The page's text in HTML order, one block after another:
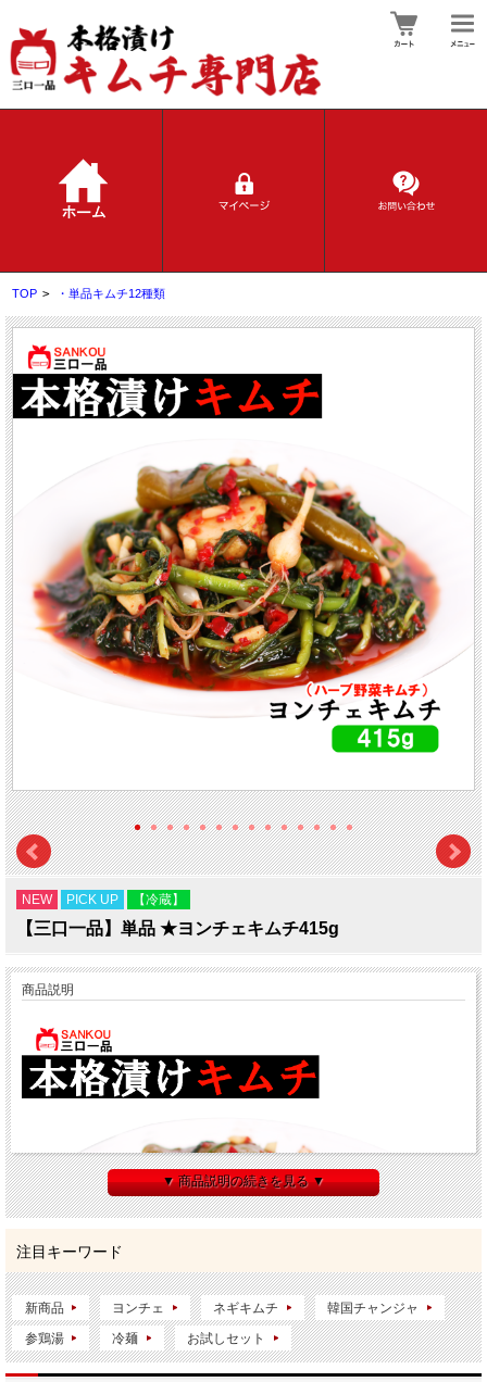
TOP > ・単品キムチ12種類
NEW PICK UP 【冷蔵】
【三口一品】単品 ★ヨンチェキムチ415g
商品説明
▼ 商品説明の続きを見る ▼
注目キーワード
新商品 ヨンチェ ネギキムチ 韓国チャンジャ
参鶏湯 冷麺 お試しセット